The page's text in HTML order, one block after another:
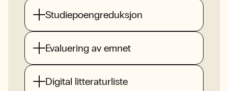
Studiepoengreduksjon
Evaluering av emnet
Digital litteraturliste